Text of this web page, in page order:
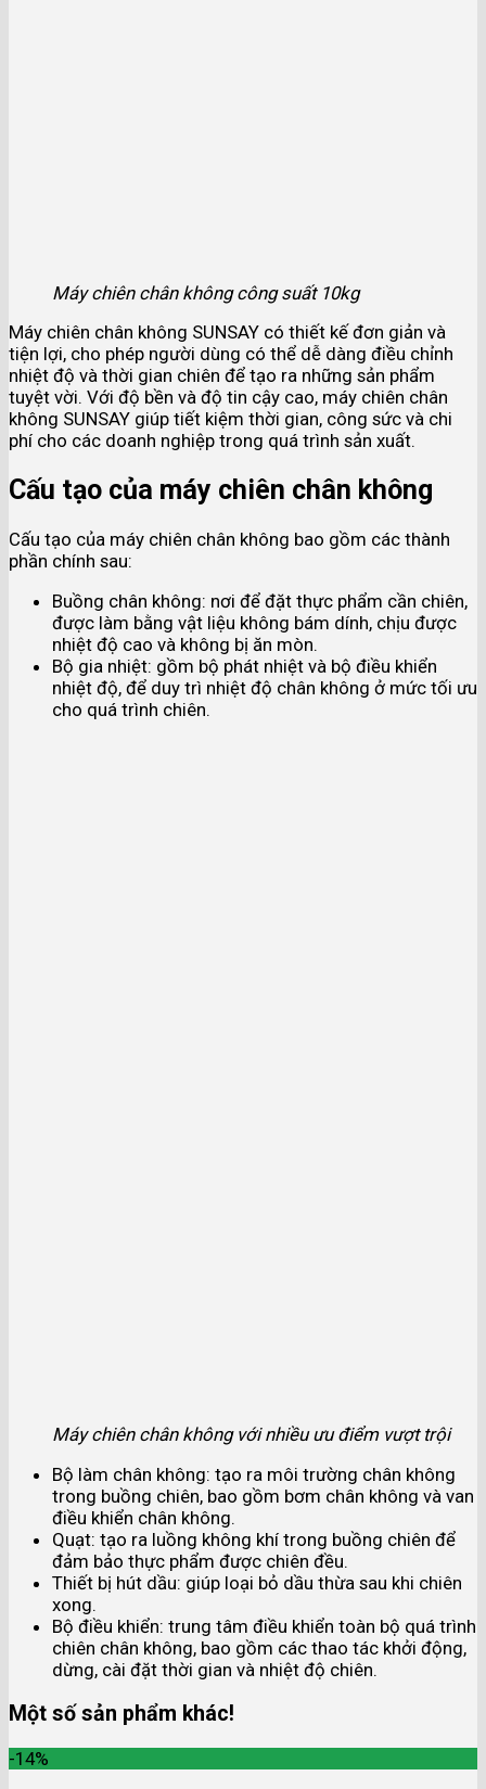
Máy chiên chân không công suất 10kg
Máy chiên chân không SUNSAY có thiết kế đơn giản và
tiện lợi, cho phép người dùng có thể dễ dàng điều chỉnh
nhiệt độ và thời gian chiên để tạo ra những sản phẩm
tuyệt vời. Với độ bền và độ tin cậy cao, máy chiên chân
không SUNSAY giúp tiết kiệm thời gian, công sức và chi
phí cho các doanh nghiệp trong quá trình sản xuất.
Cấu tạo của máy chiên chân không
Cấu tạo của máy chiên chân không bao gồm các thành
phần chính sau:
Buồng chân không: nơi để đặt thực phẩm cần chiên,
được làm bằng vật liệu không bám dính, chịu được
nhiệt độ cao và không bị ăn mòn.
Bộ gia nhiệt: gồm bộ phát nhiệt và bộ điều khiển
nhiệt độ, để duy trì nhiệt độ chân không ở mức tối ưu
cho quá trình chiên.
Máy chiên chân không với nhiều ưu điểm vượt trội
Bộ làm chân không: tạo ra môi trường chân không
trong buồng chiên, bao gồm bơm chân không và van
điều khiển chân không.
Quạt: tạo ra luồng không khí trong buồng chiên để
đảm bảo thực phẩm được chiên đều.
Thiết bị hút dầu: giúp loại bỏ dầu thừa sau khi chiên
xong.
Bộ điều khiển: trung tâm điều khiển toàn bộ quá trình
chiên chân không, bao gồm các thao tác khởi động,
dừng, cài đặt thời gian và nhiệt độ chiên.
Một số sản phẩm khác!
-14%